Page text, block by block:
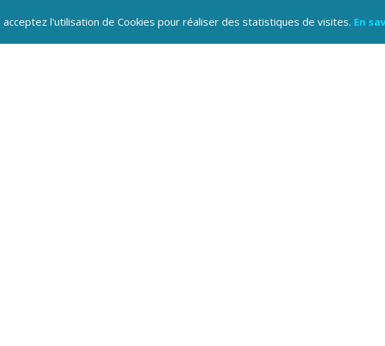
l'utilisation de Cookies pour réaliser des statistiques de visites. En